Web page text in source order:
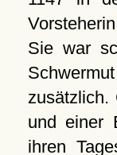
Sie war
zusätzlich.
und einer
ihren